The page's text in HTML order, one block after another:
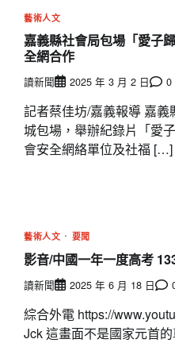
藝術人文
嘉義縣社會局包場「愛子
全網合作
讀新聞 2025 年 3 月 2 日 0
記者蔡佳坊/嘉義報導 嘉
城包場，舉辦紀錄片「愛
會安全網絡單位及社福 […]
藝術人文 要聞
影音/中國一年一度高考
讀新聞 2025 年 6 月 18 日
綜合外電 https://
Jck 這畫面不是國家元首